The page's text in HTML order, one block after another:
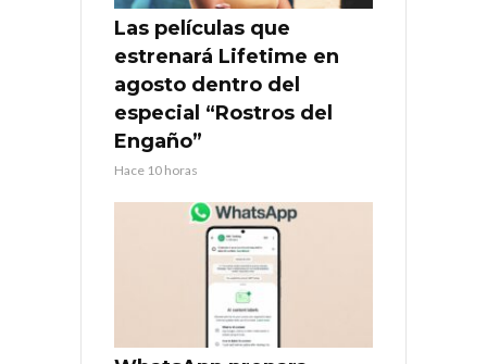
Las películas que
estrenará Lifetime en
agosto dentro del
especial “Rostros del
Engaño”
Hace 10 horas